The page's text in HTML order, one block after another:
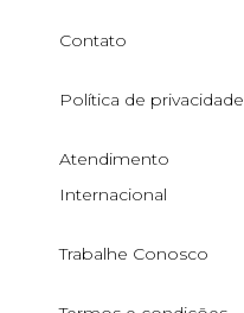
Contato
Política de privacidade
Atendimento
Internacional
Trabalhe Conosco